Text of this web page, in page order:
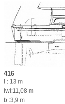
416
l : 13 m
lwl:11,08 m
b :3,9 m